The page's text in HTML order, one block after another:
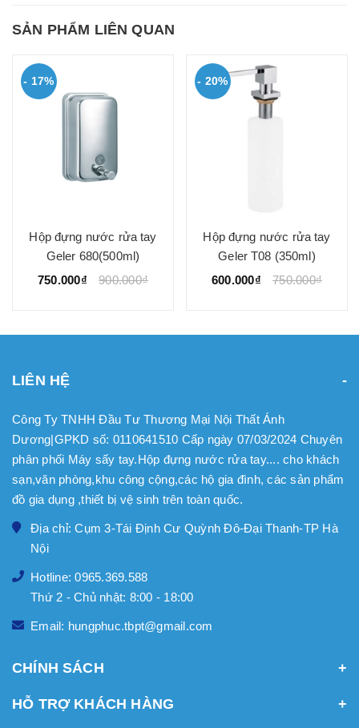
SẢN PHẨM LIÊN QUAN
- 17%
Hộp đựng nước rửa tay
Geler 680(500ml)
750.000₫
900.000₫
- 20%
Hộp đựng nước rửa tay
Geler T08 (350ml)
600.000₫
750.000₫
LIÊN HỆ
Công Ty TNHH Đầu Tư Thương Mại Nội Thất Ánh
Dương|GPKD số: 0110641510 Cấp ngày 07/03/2024 Chuyên
phân phối Máy sấy tay.Hộp đựng nước rửa tay.... cho khách
sạn,văn phòng,khu công cộng,các hộ gia đình, các sản phẩm
đồ gia dụng ,thiết bị vệ sinh trên toàn quốc.
Địa chỉ: Cụm 3-Tái Định Cư Quỳnh Đô-Đại Thanh-TP Hà
Nội
Hotline: 0965.369.588
Thứ 2 - Chủ nhật: 8:00 - 18:00
Email: hungphuc.tbpt@gmail.com
CHÍNH SÁCH
HỖ TRỢ KHÁCH HÀNG